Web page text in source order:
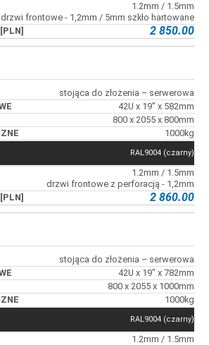
1.2mm / 1.5mm
drzwi frontowe - 1,2mm / 5mm szkło hartowane
2 850.00
stojąca do złożenia – serwerowa
42U x 19" x 582mm
800 x 2055 x 800mm
1000kg
RAL9004 (czarny)
1.2mm / 1.5mm
drzwi frontowe z perforacją - 1,2mm
2 860.00
stojąca do złożenia – serwerowa
42U x 19" x 782mm
800 x 2055 x 1000mm
1000kg
RAL9004 (czarny)
1.2mm / 1.5mm